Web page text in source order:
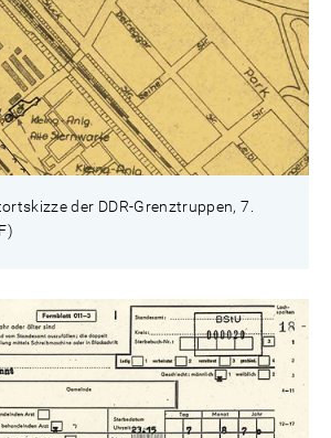
der DDR-Grenztruppen, 7.